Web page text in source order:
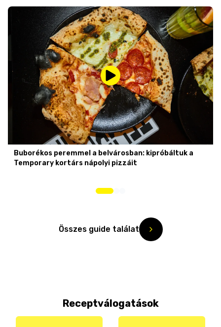
Buborékos peremmel a belvárosban: kipróbáltuk a
Temporary kortárs nápolyi pizzáit
Összes guide találat
Receptválogatások